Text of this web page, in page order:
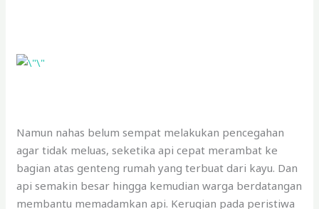
Namun nahas belum sempat melakukan pencegahan
agar tidak meluas, seketika api cepat merambat ke
bagian atas genteng rumah yang terbuat dari kayu. Dan
api semakin besar hingga kemudian warga berdatangan
membantu memadamkan api. Kerugian pada peristiwa